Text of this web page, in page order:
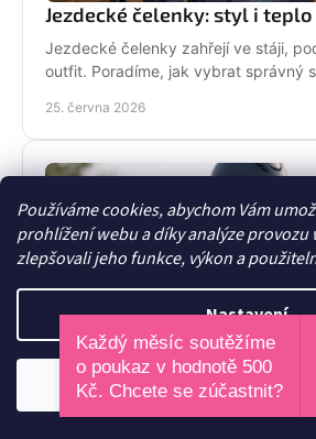
Používáme cookies, abychom Vám
prohlížení webu a díky analýze provozu
zlepšovali jeho funkce, výkon a
Nastavení
Odmítnout
Jezdecké čelenky: styl i
Jezdecké čelenky zahřejí ve stáji,
outfit. Poradíme, jak vybrat správný
25. června 2026
Trendy jezdeckého oblečení
Každý měsíc soutěžíme
o poukaz v hodnotě 500
Kč. Chcete se zúčastnit?